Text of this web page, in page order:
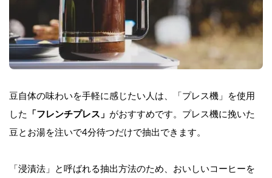
豆自体の味わいを手軽に感じたい人は、「プレス機」を使用
した
「フレンチプレス」 がおすすめです。プレス機に挽いた
豆とお湯を注いで4分待つだけで抽出できます。
「浸漬法」と呼ばれる抽出方法のため、おいしいコーヒーを